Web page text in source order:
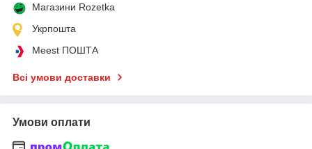
Магазини Rozetka
Укрпошта
Meest ПОШТА
Всі умови доставки
Умови оплати